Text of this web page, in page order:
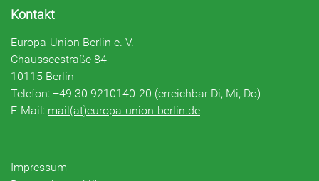
Kontakt
Europa-Union Berlin e. V.
Chausseestraße 84
10115 Berlin
Telefon: +49 30 9210140-20 (erreichbar Di, Mi, Do)
E-Mail: mail(at)europa-union-berlin.de
Impressum